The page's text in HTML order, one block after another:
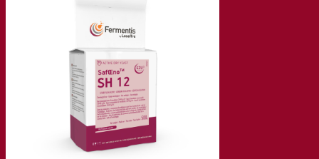
委托制造
酒水饮料品鉴
发酵解决方案
啤酒
活性干酵母啤酒
细菌
发酵助剂啤酒
啤酒功能性产品
啤酒风格
葡萄酒
用于葡萄酒的干活性酵母